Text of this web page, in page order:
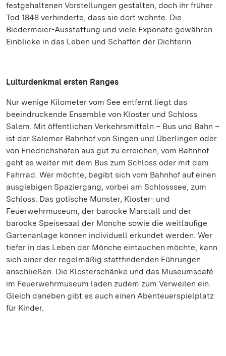
festgehaltenen Vorstellungen gestalten, doch ihr früher
Tod 1848 verhinderte, dass sie dort wohnte. Die
Biedermeier-Ausstattung und viele Exponate gewähren
Einblicke in das Leben und Schaffen der Dichterin.
Lulturdenkmal ersten Ranges
Nur wenige Kilometer vom See entfernt liegt das
beeindruckende Ensemble von Kloster und Schloss
Salem. Mit öffentlichen Verkehrsmitteln – Bus und Bahn –
ist der Salemer Bahnhof von Singen und Überlingen oder
von Friedrichshafen aus gut zu erreichen, vom Bahnhof
geht es weiter mit dem Bus zum Schloss oder mit dem
Fahrrad. Wer möchte, begibt sich vom Bahnhof auf einen
ausgiebigen Spaziergang, vorbei am Schlosssee, zum
Schloss. Das gotische Münster, Kloster- und
Feuerwehrmuseum, der barocke Marstall und der
barocke Speisesaal der Mönche sowie die weitläufige
Gartenanlage können individuell erkundet werden. Wer
tiefer in das Leben der Mönche eintauchen möchte, kann
sich einer der regelmäßig stattfindenden Führungen
anschließen. Die Klosterschänke und das Museumscafé
im Feuerwehrmuseum laden zudem zum Verweilen ein.
Gleich daneben gibt es auch einen Abenteuerspielplatz
für Kinder.